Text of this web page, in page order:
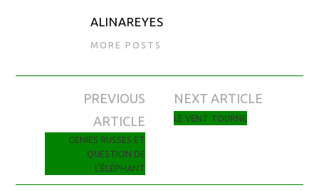
ALINAREYES
MORE POSTS
Navigation des articles
PREVIOUS
ARTICLE
GÉNIES RUSSES ET
QUESTION DE
L’ÉLÉPHANT
NEXT ARTICLE
LE VENT TOURNE